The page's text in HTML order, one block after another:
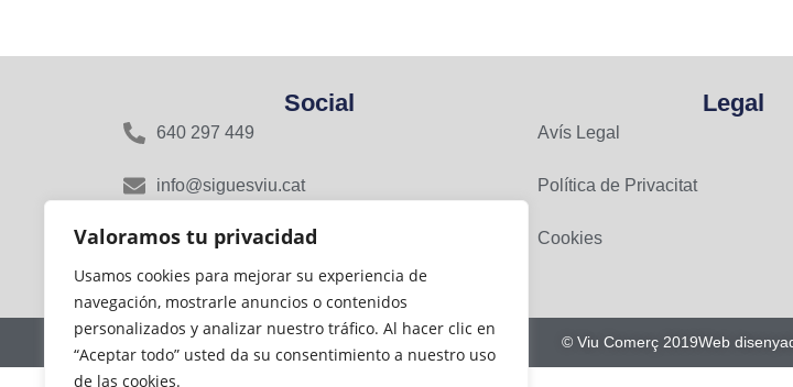
Valoramos tu privacidad
Usamos cookies para mejorar su experiencia de
navegación, mostrarle anuncios o contenidos
personalizados y analizar nuestro tráfico. Al hacer clic en
“Aceptar todo” usted da su consentimiento a nuestro uso
de las cookies.
Social
640 297 449
info@siguesviu.cat
Rasa del Miquelet, 16, 08800 Vilanova i la
Geltrú, Barcelona
Legal
Avís Legal
Política de Privacitat
Cookies
© Viu Comerç 2019Web